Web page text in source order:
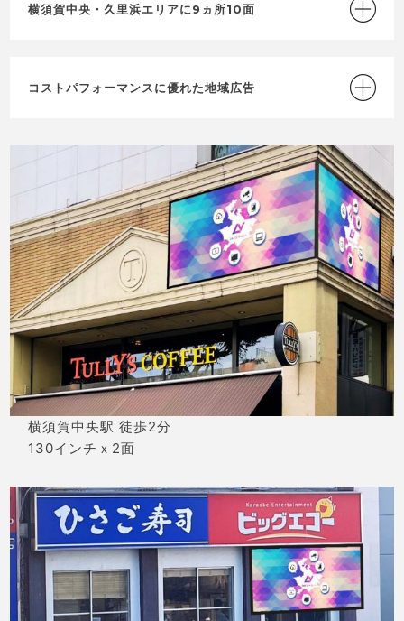
横須賀中央・久里浜エリアに9ヵ所10面
コストパフォーマンスに優れた地域広告
横須賀中央駅 徒歩2分
130インチｘ2面